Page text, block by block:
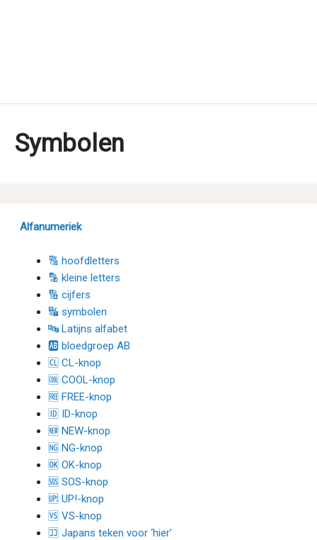
Symbolen
Alfanumeriek
🔠 hoofdletters
🔡 kleine letters
🔢 cijfers
🔣 symbolen
🔤 Latijns alfabet
🆎 bloedgroep AB
🆑 CL-knop
🆒 COOL-knop
🆓 FREE-knop
🆔 ID-knop
🆕 NEW-knop
🆖 NG-knop
🆗 OK-knop
🆘 SOS-knop
🆙 UP!-knop
🆚 VS-knop
🈁 Japans teken voor ‘hier’